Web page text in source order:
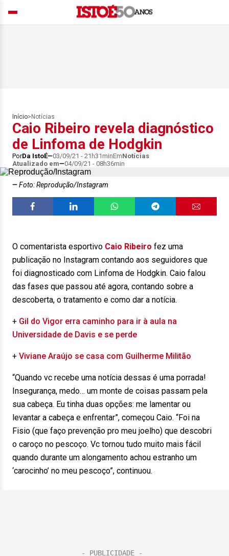
Início> Notícias
Caio Ribeiro revela diagnóstico
de Linfoma de Hodgkin
PorDa IstoÉ 03/09/21 - 21h31minEmNotícias
Atualizado em
04/09/21 - 08h36min
Foto: Reprodução/Instagram
O comentarista esportivo Caio Ribeiro fez uma
publicação no Instagram contando aos seguidores que
foi diagnosticado com Linfoma de Hodgkin. Caio falou
das fases que passou até agora, contando sobre a
descoberta, o tratamento e como dar a notícia.
+ Gil do Vigor erra caminho para ir à aula na
Universidade de Davis e se perde
+ Viviane Araújo se casa com Guilherme Militão
“Quando vc recebe uma notícia dessas é uma porrada!
Insegurança, medo… um monte de coisas passam pela
sua cabeça. Eu tinha duas opções: me lamentar ou
levantar a cabeça e enfrentar”, começou Caio. “Foi na
Fisio (que faço prevenção pro meu joelho) que descobri
o caroço no pescoço. Vc tornou tudo muito mais fácil
quando durante um alongamento achou estranho um
‘carocinho’ no meu pescoço”, continuou.